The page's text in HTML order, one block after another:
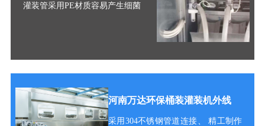
灌装管采用PE材质容易产生细菌
河南万达环保桶装灌装机外线
采用304不锈钢管道连接、精工制作